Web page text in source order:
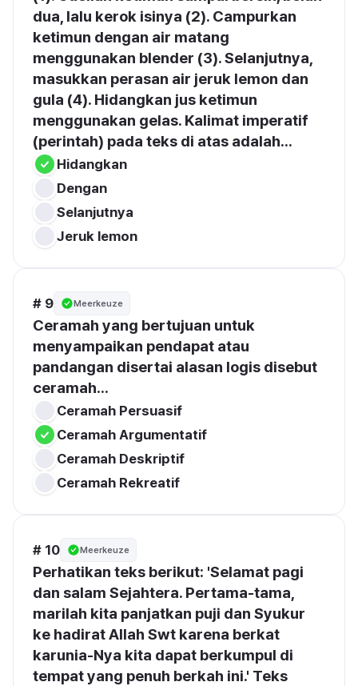
dua, lalu kerok isinya (2). Campurkan
ketimun dengan air matang
menggunakan blender (3). Selanjutnya,
masukkan perasan air jeruk lemon dan
gula (4). Hidangkan jus ketimun
menggunakan gelas. Kalimat imperatif
(perintah) pada teks di atas adalah...
Hidangkan
Dengan
Selanjutnya
Jeruk lemon
# 9 Meerkeuze
Ceramah yang bertujuan untuk
menyampaikan pendapat atau
pandangan disertai alasan logis disebut
ceramah...
Ceramah Persuasif
Ceramah Argumentatif
Ceramah Deskriptif
Ceramah Rekreatif
# 10 Meerkeuze
Perhatikan teks berikut: 'Selamat pagi
dan salam Sejahtera. Pertama-tama,
marilah kita panjatkan puji dan Syukur
ke hadirat Allah Swt karena berkat
karunia-Nya kita dapat berkumpul di
tempat yang penuh berkah ini.' Teks